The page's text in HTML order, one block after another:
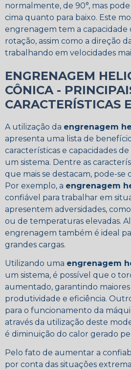
normalmente, de 90°, mas
cima quanto para baixo. Este
engrenagem tem a capacidade
rotação, assim como a direção
trabalhando em velocidades
ENGRENAGEM
CÔNICA -
CARACTERÍSTICAS
A utilização da engrenagem
apresenta uma lista de
características e capacidades
um sistema. Dentre as
que mais se destacam, pode-se
Por exemplo, a engrenagem
confiável para trabalhar em
apresentem adversidades,
ou de temperaturas elevadas.
engrenagem também é ideal
grandes cargas.
Utilizando uma engrenagem
um sistema, é possível que o
aumentado, garantindo
produtividade e eficiência.
para o funcionamento da
através da utilização deste
é diminuição do calor gerado
Pelo fato de aumentar a
por conta das situações